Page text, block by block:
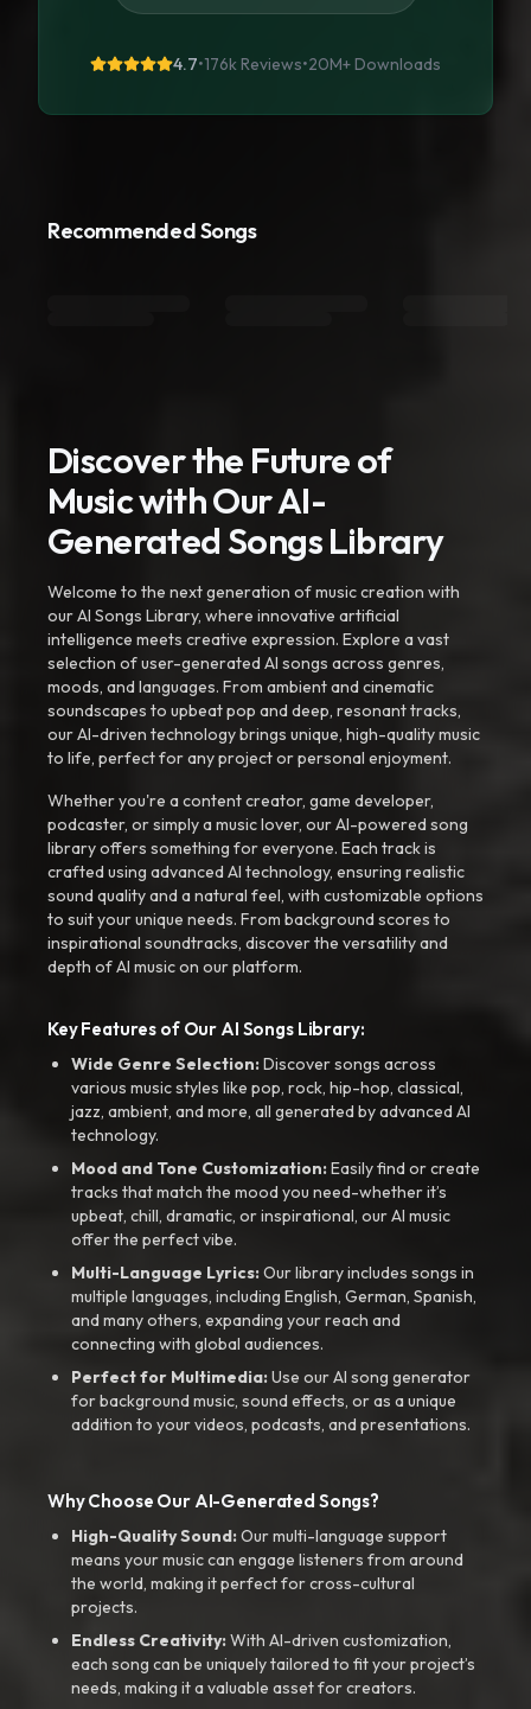
4.7•176k Reviews•20M+ Downloads
Recommended Songs
Discover the Future of
Music with Our AI-
Generated Songs Library
Welcome to the next generation of music creation with
our AI Songs Library, where innovative artificial
intelligence meets creative expression. Explore a vast
selection of user-generated AI songs across genres,
moods, and languages. From ambient and cinematic
soundscapes to upbeat pop and deep, resonant tracks,
our AI-driven technology brings unique, high-quality music
to life, perfect for any project or personal enjoyment.
Whether you're a content creator, game developer,
podcaster, or simply a music lover, our AI-powered song
library offers something for everyone. Each track is
crafted using advanced AI technology, ensuring realistic
sound quality and a natural feel, with customizable options
to suit your unique needs. From background scores to
inspirational soundtracks, discover the versatility and
depth of AI music on our platform.
Key Features of Our AI Songs Library:
Wide Genre Selection:Discover songs across
various music styles like pop, rock, hip-hop, classical,
jazz, ambient, and more, all generated by advanced AI
technology.
Mood and Tone Customization:Easily find or create
tracks that match the mood you need-whether it’s
upbeat, chill, dramatic, or inspirational, our AI music
offer the perfect vibe.
Multi-Language Lyrics:Our library includes songs in
multiple languages, including English, German, Spanish,
and many others, expanding your reach and
connecting with global audiences.
Perfect for Multimedia:Use our AI song generator
for background music, sound effects, or as a unique
addition to your videos, podcasts, and presentations.
Why Choose Our AI-Generated Songs?
High-Quality Sound:Our multi-language support
means your music can engage listeners from around
the world, making it perfect for cross-cultural
projects.
Endless Creativity:With AI-driven customization,
each song can be uniquely tailored to fit your project’s
needs, making it a valuable asset for creators.